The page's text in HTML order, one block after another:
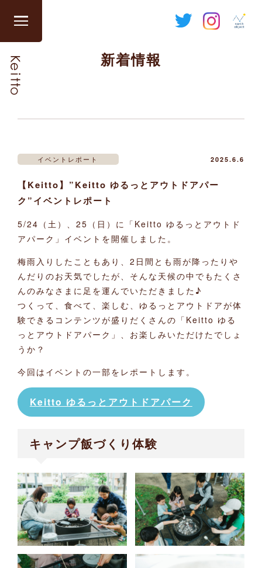
グ
ロ
る
新着情報
イベントレポート 2025.6.6
【Keitto】”Keitto ゆるっとアウトドアパー
ク”イベントレポート
5/24（土）、25（日）に「Keitto ゆるっとアウトド
アパーク」イベントを開催しました。
梅雨入りしたこともあり、2日間とも雨が降ったりや
んだりのお天気でしたが、そんな天候の中でもたくさ
んのみなさまに足を運んでいただきました♪
つくって、食べて、楽しむ、ゆるっとアウトドアが体
験できるコンテンツが盛りだくさんの「Keitto ゆる
っとアウトドアパーク」、お楽しみいただけたでしょ
うか？
今回はイベントの一部をレポートします。
Keitto ゆるっとアウトドアパーク
キャンプ飯づくり体験